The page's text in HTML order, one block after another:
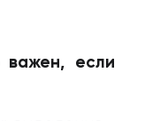
если